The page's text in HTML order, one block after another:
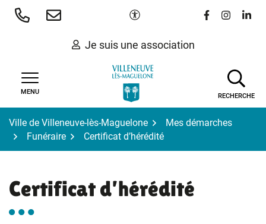
Aller
Paramètres d'accessibilité
Lien vers le
Lien vers
Lien
Je suis une association
MENU
RECHERCHE
Ville de Villeneuve-lès-Maguelone
Mes démarches
Funéraire
Certificat d’hérédité
Certificat d’hérédité